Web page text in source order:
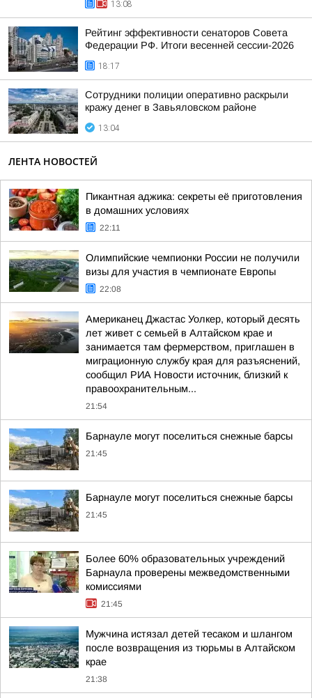
13:08
Рейтинг эффективности сенаторов Совета
Федерации РФ. Итоги весенней сессии-2026
18:17
Сотрудники полиции оперативно раскрыли
кражу денег в Завьяловском районе
13:04
ЛЕНТА НОВОСТЕЙ
Пикантная аджика: секреты её приготовления
в домашних условиях
22:11
Олимпийские чемпионки России не получили
визы для участия в чемпионате Европы
22:08
Американец Джастас Уолкер, который десять
лет живет с семьей в Алтайском крае и
занимается там фермерством, приглашен в
миграционную службу края для разъяснений,
сообщил РИА Новости источник, близкий к
правоохранительным...
21:54
Барнауле могут поселиться снежные барсы
21:45
Барнауле могут поселиться снежные барсы
21:45
Более 60% образовательных учреждений
Барнаула проверены межведомственными
комиссиями
21:45
Мужчина истязал детей тесаком и шлангом
после возвращения из тюрьмы в Алтайском
крае
21:38